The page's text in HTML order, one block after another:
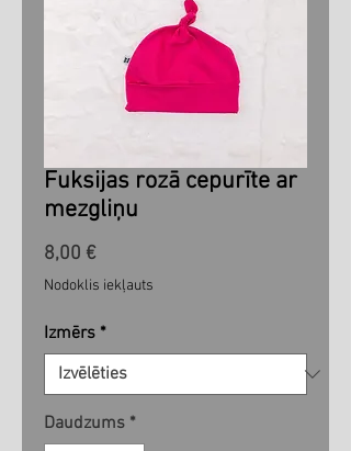
Fuksijas rozā cepurīte ar
mezgliņu
8,00 €Cena
Nodoklis iekļauts
Izmērs *
Daudzums *